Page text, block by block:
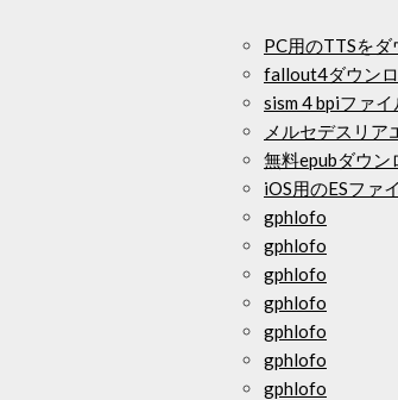
PC用のTTSをダ
fallout4ダウン
sism 4 bpiファ
メルセデスリア
無料epubダウン
iOS用のESファ
gphlofo
gphlofo
gphlofo
gphlofo
gphlofo
gphlofo
gphlofo